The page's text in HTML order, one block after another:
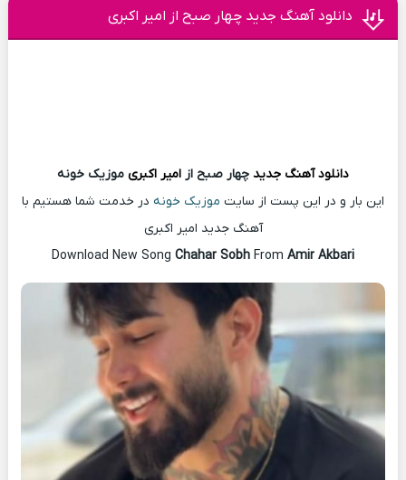
دانلود آهنگ جدید چهار صبح از امیر اکبری
دانلود آهنگ جدید چهار صبح از امیر اکبری موزیک خونه
این بار و در این پست از سایت موزیک خونه در خدمت شما هستیم با
آهنگ جدید امیر اکبری
Download New Song Chahar Sobh From Amir Akbari